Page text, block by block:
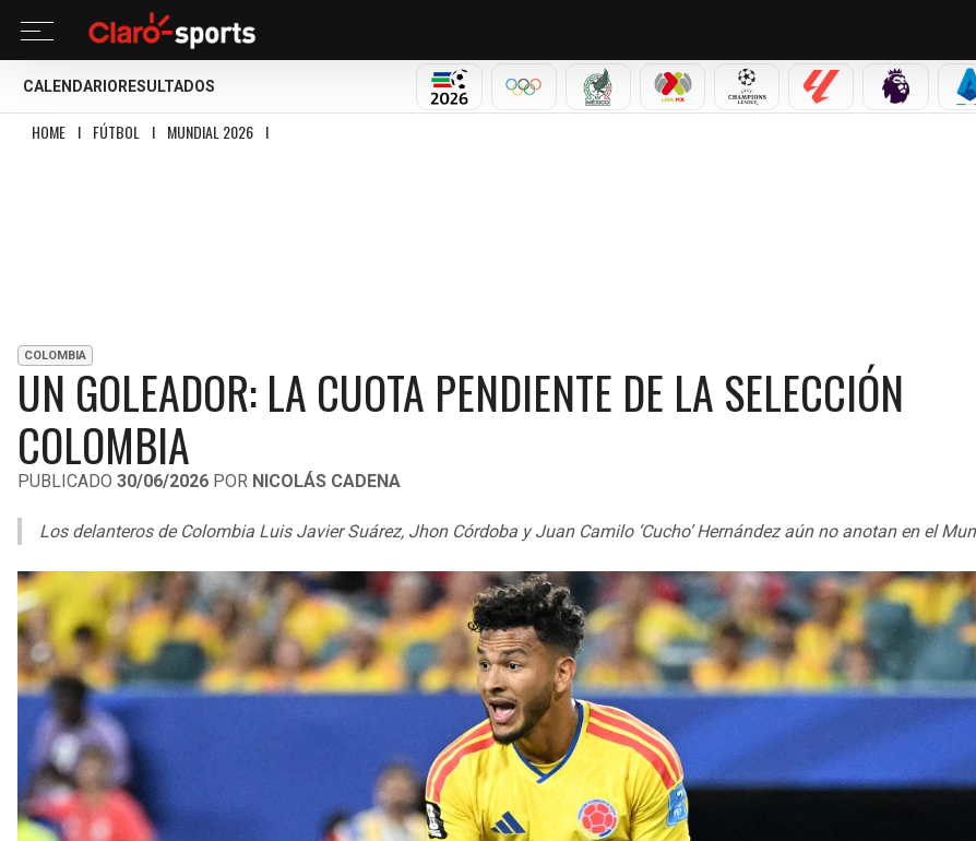
CALENDARIO RESULTADOS
MUNDIAL 2026OLÍMPICOSSELECCIÓN MEXICANA
LIGA MX CHAMPIONS LEAGUE
LALIGA PREMIER
HOME I FÚTBOL I MUNDIAL 2026 I
COLOMBIA
UN GOLEADOR: LA CUOTA PENDIENTE DE LA SELECCIÓN
COLOMBIA
PUBLICADO 30/06/2026 POR NICOLÁS CADENA
Los delanteros de Colombia Luis Javier Suárez, Jhon Córdoba y Juan Camilo ‘Cucho’ Hernández aún no anotan en el